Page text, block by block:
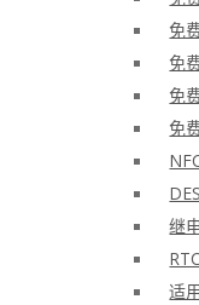
免
免
免
免
继
适